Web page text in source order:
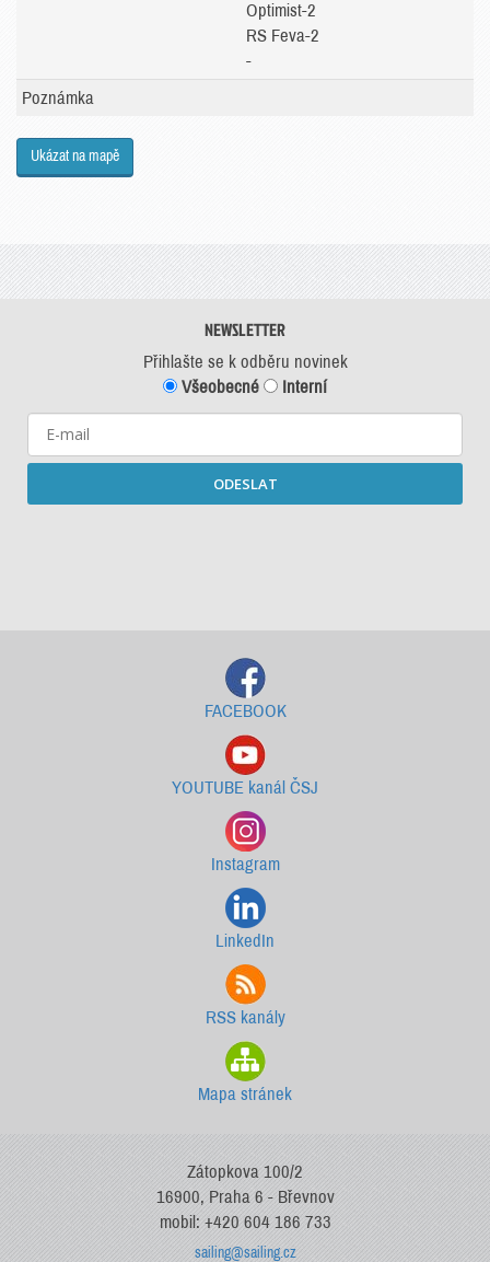
Optimist-2
RS Feva-2
-
Poznámka
Ukázat na mapě
NEWSLETTER
Přihlašte se k odběru novinek
Všeobecné
Interní
ODESLAT
FACEBOOK
YOUTUBE kanál ČSJ
Instagram
LinkedIn
RSS kanály
Mapa stránek
Zátopkova 100/2
16900, Praha 6 - Břevnov
mobil: +420 604 186 733
sailing@sailing.cz